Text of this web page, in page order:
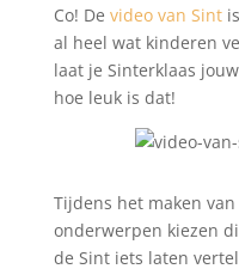
Co! De video van Sint
al heel wat kinderen
laat je Sinterklaas
hoe leuk is dat!
Tijdens het maken
onderwerpen kiezen
de Sint iets laten